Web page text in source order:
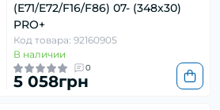
(E71/E72/F16/F86) 07- (348x30)
PRO+
Код товара: 92160905
В наличии
0
5 058грн